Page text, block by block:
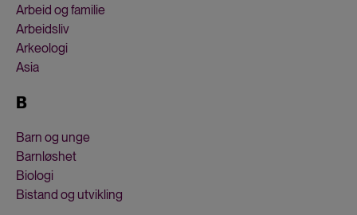
Arbeid og familie
Arbeidsliv
Arkeologi
Asia
B
Barn og unge
Barnløshet
Biologi
Bistand og utvikling